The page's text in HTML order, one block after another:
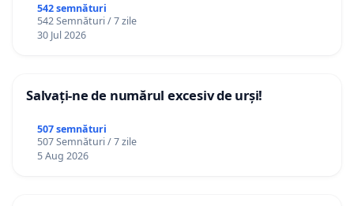
542 semnături
542 Semnături / 7 zile
30 Jul 2026
Salvați-ne de numărul excesiv de urși!
507 semnături
507 Semnături / 7 zile
5 Aug 2026